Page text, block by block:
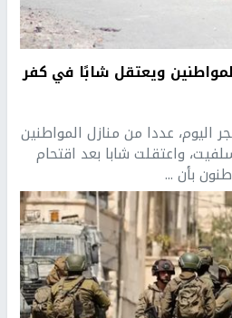
ويعتقل شابًا في كفر
اليوم، عددا من منازل المواطنين
واعتقلت شابا بعد اقتحام
بأن ...